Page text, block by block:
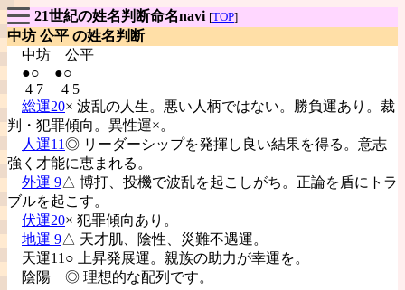
21世紀の姓名判断命名navi [TOP]
中坊 公平 の姓名判断
中坊 公平
●○ ●○
4 7 4 5
総運20× 波乱の人生。悪い人柄ではない。勝負運あり。裁
判・犯罪傾向。異性運×。
人運11◎ リーダーシップを発揮し良い結果を得る。意志
強く才能に恵まれる。
外運 9△ 博打、投機で波乱を起こしがち。正論を盾にトラ
ブルを起こす。
伏運20× 犯罪傾向あり。
地運 9△ 天才肌、陰性、災難不遇運。
天運11○ 上昇発展運。親族の助力が幸運を。
陰陽 ◎ 理想的な配列です。